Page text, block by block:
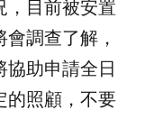
，目前被安置
調查了解，
助申請全日
的照顧，不要